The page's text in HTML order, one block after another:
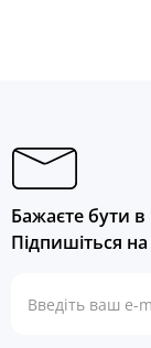
Бажаєте бути в
Підпишіться